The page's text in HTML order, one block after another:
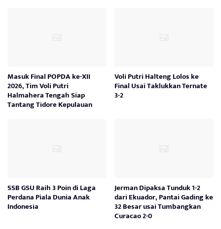
Masuk Final POPDA ke-XII
2026, Tim Voli Putri
Halmahera Tengah Siap
Tantang Tidore Kepulauan
Voli Putri Halteng Lolos ke
Final Usai Taklukkan Ternate
3-2
SSB GSU Raih 3 Poin di Laga
Perdana Piala Dunia Anak
Indonesia
Jerman Dipaksa Tunduk 1-2
dari Ekuador, Pantai Gading ke
32 Besar usai Tumbangkan
Curacao 2-0